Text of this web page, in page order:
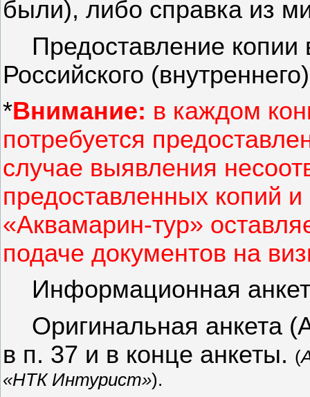
были), либо справка из
Предоставление копии
Российского
*Внимание: в каждом
потребуется
случае выявления
предоставленных копий
«Аквамарин-тур»
подаче документов на
Информационная
Оригинальная анкета
в п. 37 и в конце анкеты. (
«НТК Интурист»).